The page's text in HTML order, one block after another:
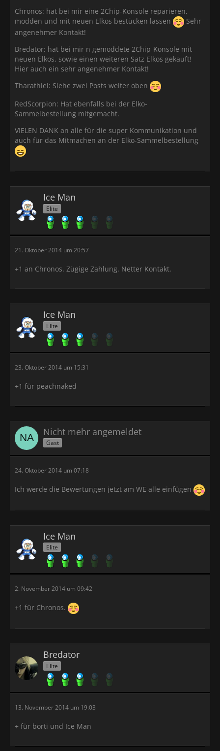
Chronos: hat bei mir eine 2Chip-Konsole reparieren,
modden und mit neuen Elkos bestücken lassen
Sehr
angenehmer Kontakt!
Bredator: hat bei mir n gemoddete 2Chip-Konsole mit
neuen Elkos, sowie einen weiteren Satz Elkos gekauft!
Hier auch ein sehr angenehmer Kontakt!
Tharathiel: Siehe zwei Posts weiter oben
RedScorpion: Hat ebenfalls bei der Elko-
Sammelbestellung mitgemacht.
VIELEN DANK an alle für die super Kommunikation und
auch für das Mitmachen an der Elko-Sammelbestellung
Ice Man
Elite
21. Oktober 2014 um 20:57
+1 an Chronos. Zügige Zahlung. Netter Kontakt.
Ice Man
Elite
23. Oktober 2014 um 15:31
+1 für peachnaked
Nicht mehr angemeldet
Gast
24. Oktober 2014 um 07:18
Ich werde die Bewertungen jetzt am WE alle einfügen
Ice Man
Elite
2. November 2014 um 09:42
+1 für Chronos.
Bredator
Elite
13. November 2014 um 19:03
+ für borti und Ice Man